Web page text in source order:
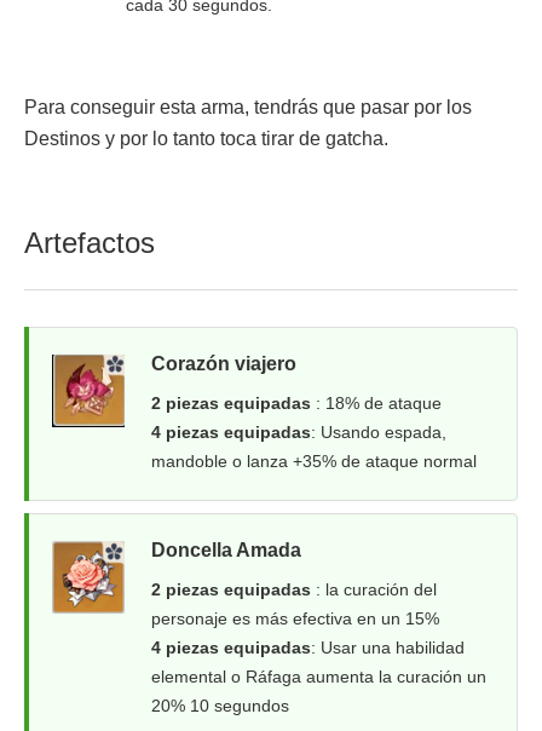
cada 30 segundos.
Para conseguir esta arma, tendrás que pasar por los
Destinos y por lo tanto toca tirar de gatcha.
Artefactos
Corazón viajero
2 piezas equipadas : 18% de ataque
4 piezas equipadas: Usando espada,
mandoble o lanza +35% de ataque normal
Doncella Amada
2 piezas equipadas : la curación del
personaje es más efectiva en un 15%
4 piezas equipadas: Usar una habilidad
elemental o Ráfaga aumenta la curación un
20% 10 segundos